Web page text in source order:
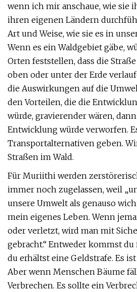
wenn ich mir anschaue, wie sie
ihren eigenen Ländern
Art und Weise, wie sie es in
Wenn es ein Waldgebiet gäbe,
Orten feststellen, dass die
oben oder unter der Erde
die Auswirkungen auf die
den Vorteilen, die die
würde, gravierender wären,
Entwicklung würde verworfen.
Transportalternativen geben.
Straßen im Wald.
Für Muriithi werden
immer noch zugelassen, weil
unsere Umwelt als genauso
mein eigenes Leben. Wenn
oder verletzt, wird man mit
gebracht.“ Entweder kommst
du erhältst eine Geldstrafe. Es
Aber wenn Menschen Bäume
Verbrechen. Es sollte ein